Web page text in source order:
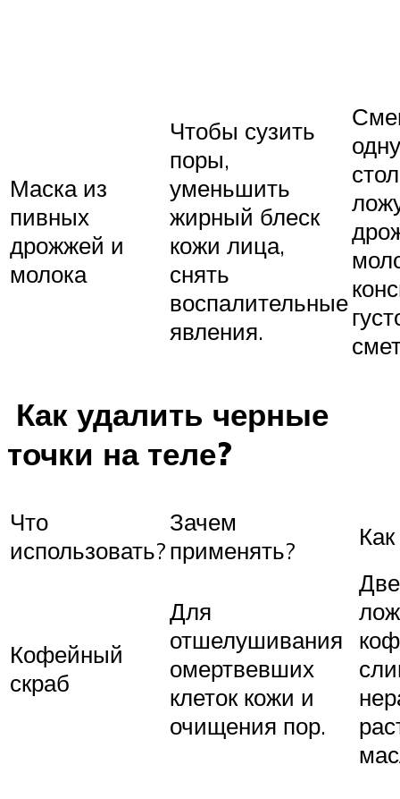
Маска из
пивных
дрожжей и
молока
Чтобы сузить
поры,
уменьшить
жирный блеск
кожи лица,
снять
воспалительные
явления.
одну
Как удалить черные
точки на теле?
Что
использовать?
Зачем
применять?
Кофейный
скраб
Для
отшелушивания
омертвевших
клеток кожи и
очищения пор.